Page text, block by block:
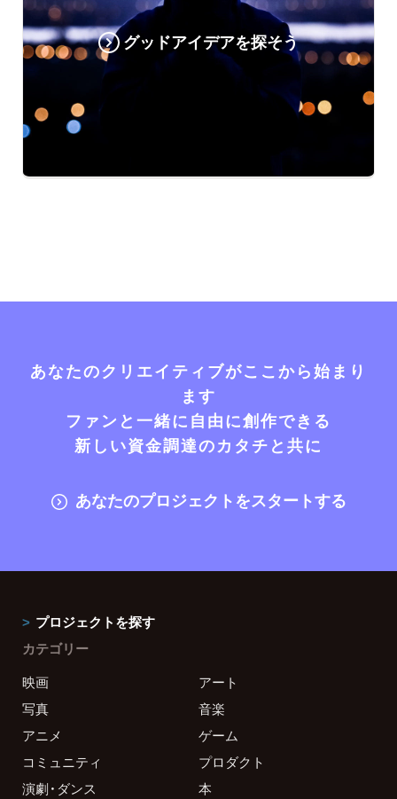
グッドアイデアを探そう
あなたのクリエイティブがここから始まり
ます
ファンと一緒に自由に創作できる
新しい資金調達のカタチと共に
あなたのプロジェクトをスタートする
プロジェクトを探す
カテゴリー
映画
アート
写真
音楽
アニメ
ゲーム
コミュニティ
プロダクト
演劇・ダンス
本